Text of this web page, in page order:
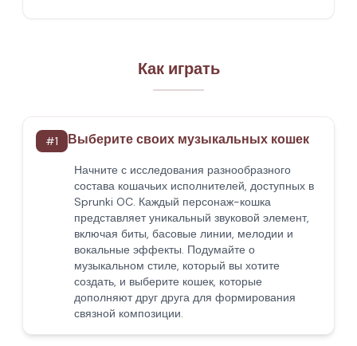
Как играть
#1 Выберите своих музыкальных кошек
Начните с исследования разнообразного
состава кошачьих исполнителей, доступных в
Sprunki OC. Каждый персонаж-кошка
представляет уникальный звуковой элемент,
включая биты, басовые линии, мелодии и
вокальные эффекты. Подумайте о
музыкальном стиле, который вы хотите
создать, и выберите кошек, которые
дополняют друг друга для формирования
связной композиции.